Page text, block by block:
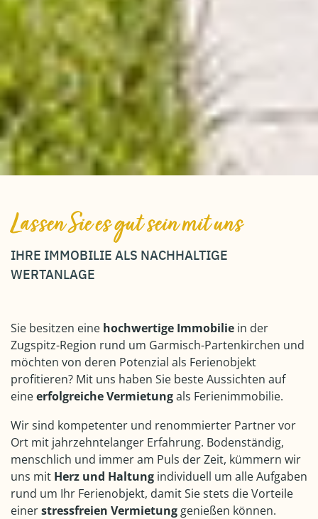
Lassen Sie es gut sein mit uns
IHRE IMMOBILIE ALS NACHHALTIGE
WERTANLAGE
Sie besitzen eine hochwertige Immobilie in der
Zugspitz-Region rund um Garmisch-Partenkirchen und
möchten von deren Potenzial als Ferienobjekt
profitieren? Mit uns haben Sie beste Aussichten auf
eineerfolgreiche Vermietungals Ferienimmobilie.
Wir sind kompetenter und renommierter Partner vor
Ort mit jahrzehntelanger Erfahrung. Bodenständig,
menschlich und immer am Puls der Zeit, kümmern wir
uns mit Herz und Haltung individuell um alle Aufgaben
rund um Ihr Ferienobjekt, damit Sie stets die Vorteile
einerstressfreien Vermietung genießen können.